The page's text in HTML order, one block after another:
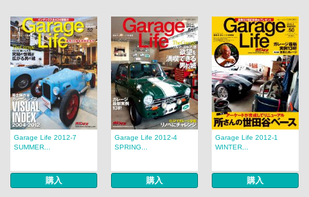
Garage Life 2012-7
SUMMER...
購入
Garage Life 2012-4
SPRING...
購入
Garage Life 2012-1
WINTER...
購入